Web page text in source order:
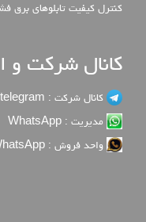
كنترل كيفيت تابلوهاي برق
کانال شرکت و
کانال شرکت : telegram
مدیریت : WhatsApp
واحد فروش : WhatsApp